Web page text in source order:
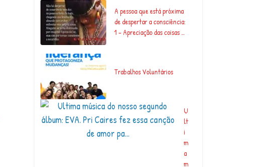
A pessoa que está próxima
de despertar a consciência:
1 – Apreciação das coisas …
Trabalhos Voluntários
U
lt
i
m
a
m